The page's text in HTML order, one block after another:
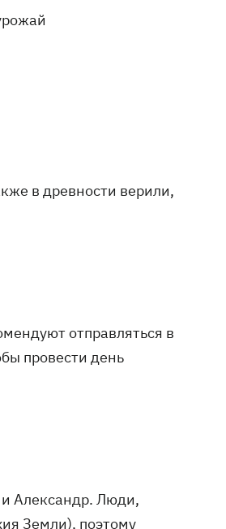
в древности верили,
отправляться в
провести день
Александр. Люди,
Земли), поэтому